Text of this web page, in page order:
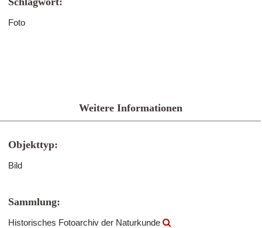
Foto
Weitere Informationen
Objekttyp:
Bild
Sammlung:
Historisches Fotoarchiv der Naturkunde